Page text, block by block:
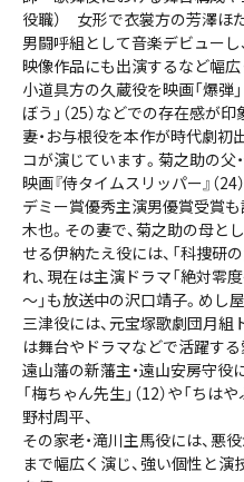
役職） 女形で衣裳方の芳澤ほ
男闘呼組として音楽デビューし
映像作品にも出演するなど幅広
小道具方の久蔵役を映画「爆弾」
ぼう」（25）などでの存在感が
妻・お与根役を本作が時代劇初
コが演じています。菊之助の父
映画『侍タイムスリッパー』（
デミー賞優秀主演男優賞受賞
木也。その妻で、菊之助の母と
せる伊納たえ役には、「科捜研
れ、現在は主演ドラマ「絶対零
～」も放送中の沢口靖子。めし
三津役には、元宝塚歌劇団月組
は舞台やドラマなどで活躍する
遠山藩の新藩主・遠山安房守役
「梅ちゃん先生」（12）や「ちは
野村周平、
その家老・滝川主馬役には、悪
まで幅広く演じ、強い個性と演